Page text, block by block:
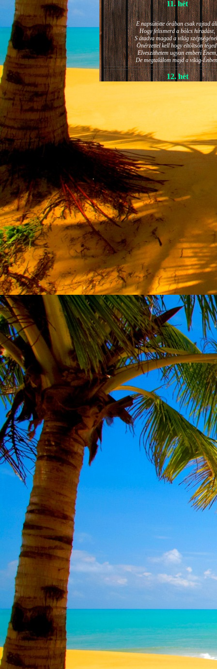
11. hét
E napsütötte órában csak rajtad
Hogy felismerd a bölcs híradást,
S átadva magad a világ
Önérzettel kell hogy eltöltsön
Elveszíthetem ugyan emberi Énem,
De megtalálom majd a világ-
12. hét
Késztessem kozmikus
Életem isteni képességeit:
Hogy saját lényemet elhagyjam,
S bizakodva keressem önmagam
A kozmikus hő- és fényáradatban.
13. hét
És szárnyalván érzéki
Lelkem mélységeiben is fellobban,
S az isteni igazság szava szól
A szellem tüzének világából:
Szellemi alapjaidhoz eljutva ismerd
Hogy rokonságban állsz a
14. hét
Átadva magam az érzékek
Elveszítettem azt, ami saját lényem
S már úgy tűnt, hogy a gondolkodás
Kábulttá vált Énemet is magával
De ébresztőleg hatva rám az érzéki
A kozmikus gondolkodás is egyre
15. hét
Mint akit elvarázsoltak, megérzem
A szellem működését a kozmikus
Mely az érzéketlenségbe
Burkolta saját lényem,
Hogy olyan erőt adjon nekem,
Mely önmagától adódni képtelen:
Saját behatárolt Énem.
16. hét
Hogy bensőmben maradjon rejtve a szellem
Megérzésem tőlem most szigorral ezt
Hogy isteni adottságaim beérvén
Teremjenek lelkem mélyén
Gyümölcsöt saját Énem számára.
17. hét
Így szól a kozmikus Ige,
Melyet érzékeim kapuin
Vezethettem lelkem mélységeibe:
Kozmikus távlataimmal töltsd be
Szellemed mélységeit, hogy
Kitágíthatom-e annyira a lelkem,
Hogy a kozmikus Igével
Melynek csíráját már magába
Úgy sejtem, hogy új erőre kapva
Lelkemet méltóvá kell tennem arra,
Hogy önmagát a szellem ruhájává
19. hét
Hogy emlékezetemmel titkon
Amit most újonnan magamba
S további törekvésem célja az
Hogy új erőre kapva ébresszen
Saját belső erőket lelkemben,